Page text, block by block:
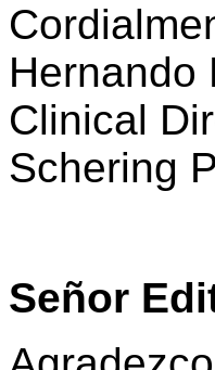
Hernando
Clinical
Schering
Señor